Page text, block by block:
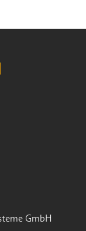
GmbH